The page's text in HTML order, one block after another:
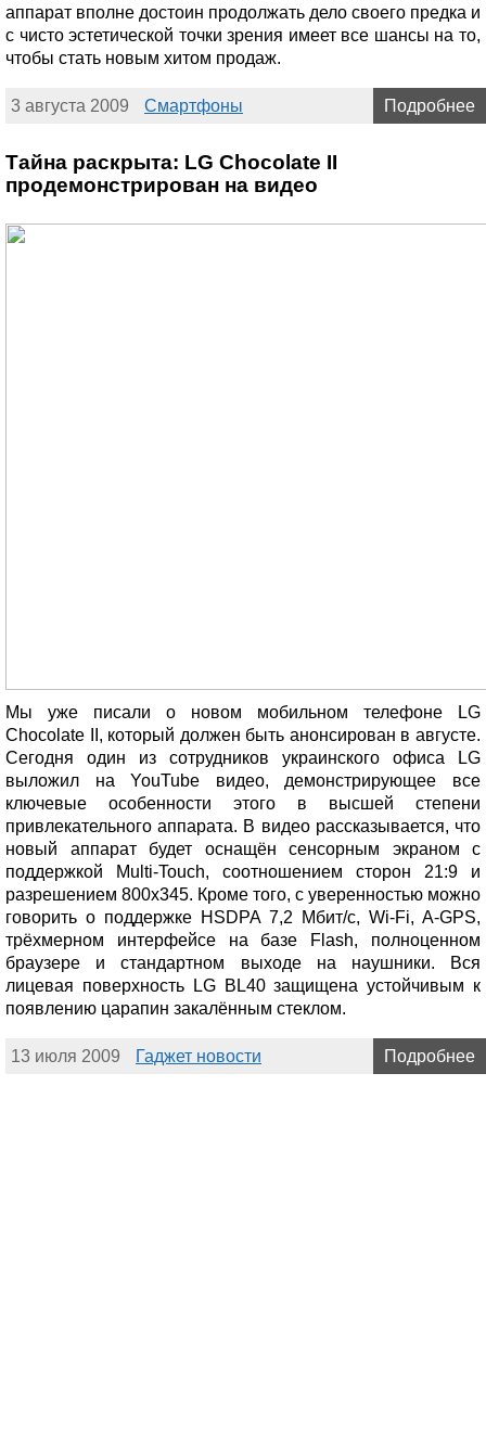
аппарат вполне достоин продолжать дело своего предка и
с чисто эстетической точки зрения имеет все шансы на то,
чтобы стать новым хитом продаж.
3 августа 2009 Смартфоны Подробнее
Тайна раскрыта: LG Chocolate II
продемонстрирован на видео
Мы уже писали о новом мобильном телефоне LG
Chocolate II, который должен быть анонсирован в августе.
Сегодня один из сотрудников украинского офиса LG
выложил на YouTube видео, демонстрирующее все
ключевые особенности этого в высшей степени
привлекательного аппарата. В видео рассказывается, что
новый аппарат будет оснащён сенсорным экраном с
поддержкой Multi-Touch, соотношением сторон 21:9 и
разрешением 800х345. Кроме того, с уверенностью можно
говорить о поддержке HSDPA 7,2 Мбит/с, Wi-Fi, A-GPS,
трёхмерном интерфейсе на базе Flash, полноценном
браузере и стандартном выходе на наушники. Вся
лицевая поверхность LG BL40 защищена устойчивым к
появлению царапин закалённым стеклом.
13 июля 2009 Гаджет новости Подробнее